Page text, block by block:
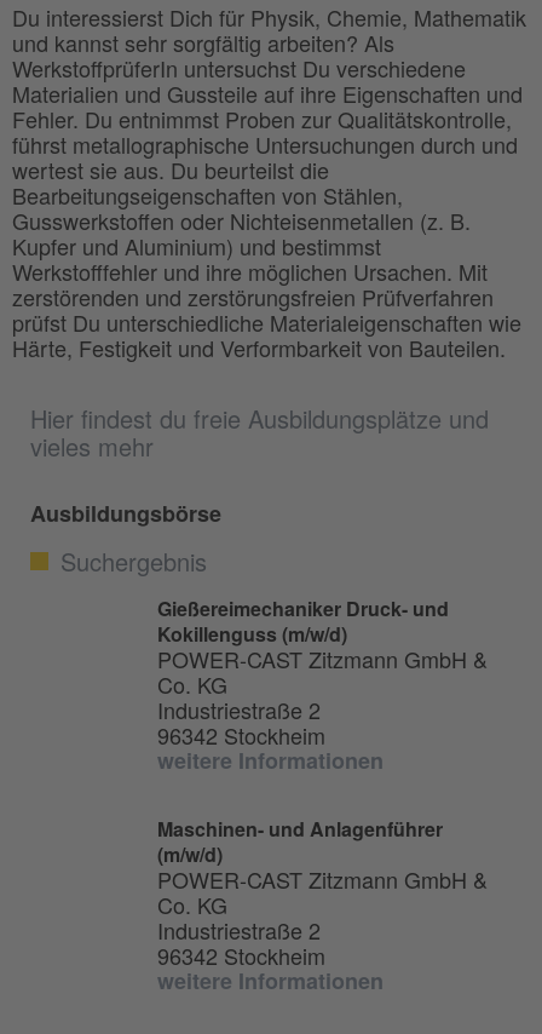
Hier findest du freie Ausbildungsplätze und
vieles mehr
Ausbildungsbörse
Suchergebnis
Gießereimechaniker Druck- und
Kokillenguss (m/w/d)
POWER-CAST Zitzmann GmbH &
Co. KG
Industriestraße 2
96342 Stockheim
weitere Informationen
Maschinen- und Anlagenführer
(m/w/d)
POWER-CAST Zitzmann GmbH &
Co. KG
Industriestraße 2
96342 Stockheim
weitere Informationen
Du interessierst Dich für Physik, Chemie, Mathematik
und kannst sehr sorgfältig arbeiten? Als
WerkstoffprüferIn untersuchst Du verschiedene
Materialien und Gussteile auf ihre Eigenschaften und
Fehler. Du entnimmst Proben zur Qualitätskontrolle,
führst metallographische Untersuchungen durch und
wertest sie aus. Du beurteilst die
Bearbeitungseigenschaften von Stählen,
Gusswerkstoffen oder Nichteisenmetallen (z. B.
Kupfer und Aluminium) und bestimmst
Werkstofffehler und ihre möglichen Ursachen. Mit
zerstörenden und zerstörungsfreien Prüfverfahren
prüfst Du unterschiedliche Materialeigenschaften wie
Härte, Festigkeit und Verformbarkeit von Bauteilen.